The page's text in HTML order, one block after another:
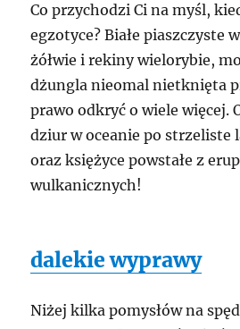
Co przychodzi Ci na myśl,
egzotyce? Białe piaszczyste
żółwie i rekiny wielorybie,
dżungla nieomal nietknięta
prawo odkryć o wiele więcej.
dziur w oceanie po strzeliste
oraz księżyce powstałe z
wulkanicznych!
dalekie wyprawy
Niżej kilka pomysłów na